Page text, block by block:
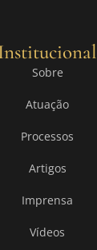
Sobre
Atuação
Processos
Artigos
Imprensa
Vídeos